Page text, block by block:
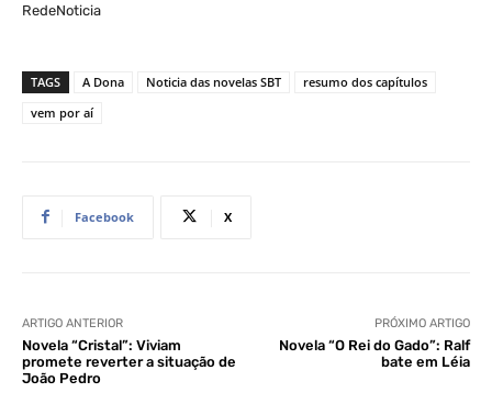
RedeNoticia
TAGS A Dona Noticia das novelas SBT
resumo dos capítulos
vem por aí
Facebook X
ARTIGO ANTERIOR
Novela “Cristal”: Viviam
promete reverter a situação de
João Pedro
PRÓXIMO ARTIGO
Novela “O Rei do Gado”: Ralf
bate em Léia